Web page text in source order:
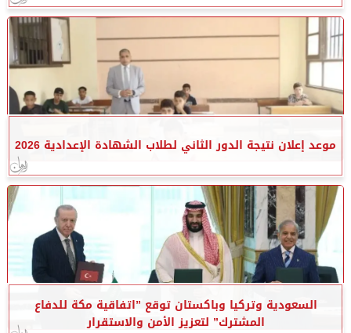
موعد إعلان نتيجة الدور الثاني لطلاب الشهادة الإعدادية 2026
السعودية وتركيا وباكستان توقع ”اتفاقية مكة للدفاع
المشترك” لتعزيز الأمن والاستقرار